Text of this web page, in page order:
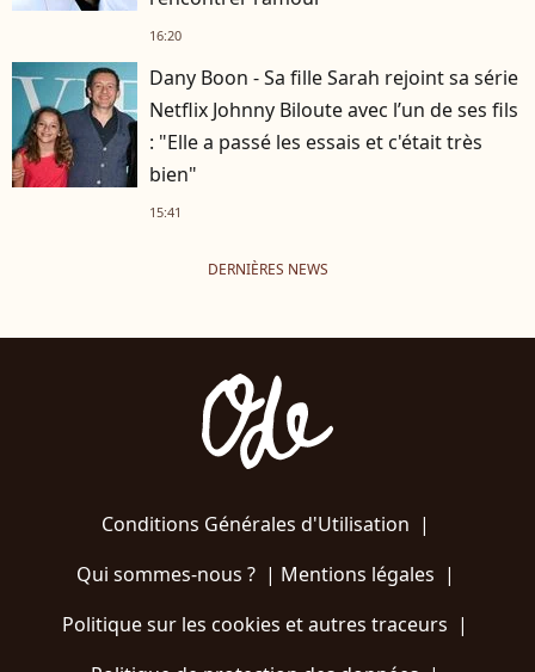
16:20
Dany Boon - Sa fille Sarah rejoint sa série
Netflix Johnny Biloute avec l’un de ses fils
: "Elle a passé les essais et c'était très
bien"
15:41
DERNIÈRES NEWS
Conditions Générales d'Utilisation |
Qui sommes-nous ?| Mentions légales |
Politique sur les cookies et autres traceurs |